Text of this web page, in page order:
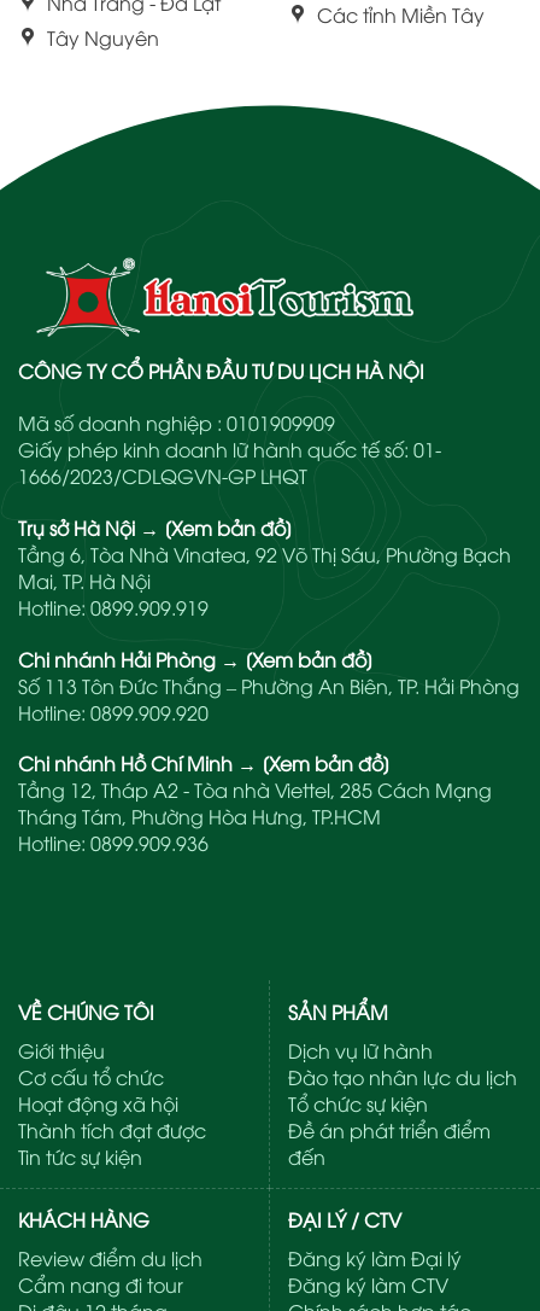
Tây Nguyên
Các tỉnh Miền Tây
CÔNG TY CỔ PHẦN ĐẦU TƯ DU LỊCH HÀ NỘI
Mã số doanh nghiệp : 0101909909
Giấy phép kinh doanh lữ hành quốc tế số: 01-
1666/2023/CDLQGVN-GP LHQT
Trụ sở Hà Nội → [Xem bản đồ]
Tầng 6, Tòa Nhà Vinatea, 92 Võ Thị Sáu, Phường Bạch
Mai, TP. Hà Nội
Hotline: 0899.909.919
Chi nhánh Hải Phòng → [Xem bản đồ]
Số 113 Tôn Đức Thắng – Phường An Biên, TP. Hải Phòng
Hotline: 0899.909.920
Chi nhánh Hồ Chí Minh → [Xem bản đồ]
Tầng 12, Tháp A2 - Tòa nhà Viettel, 285 Cách Mạng
Tháng Tám, Phường Hòa Hưng, TP.HCM
Hotline: 0899.909.936
VỀ CHÚNG TÔI
Giới thiệu
Cơ cấu tổ chức
Hoạt động xã hội
Thành tích đạt được
Tin tức sự kiện
SẢN PHẨM
Dịch vụ lữ hành
Đào tạo nhân lực du lịch
Tổ chức sự kiện
Đề án phát triển điểm
đến
KHÁCH HÀNG
Review điểm du lịch
Cẩm nang đi tour
ĐẠI LÝ / CTV
Đăng ký làm Đại lý
Đăng ký làm CTV